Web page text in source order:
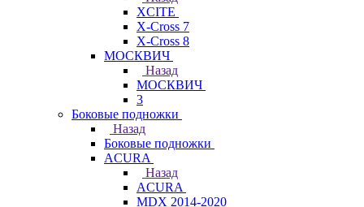
XCITE
X-Cross 7
X-Cross 8
МОСКВИЧ
Назад
МОСКВИЧ
3
Боковые подножки
Назад
Боковые подножки
ACURA
Назад
ACURA
MDX 2014-2020